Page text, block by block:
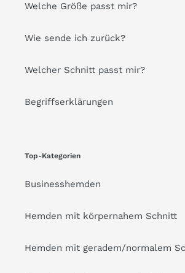
Welche Größe passt mir?
Wie sende ich zurück?
Welcher Schnitt passt mir?
Begriffserklärungen
Top-Kategorien
Businesshemden
Hemden mit körpernahem Schnitt
Hemden mit geradem/normalem